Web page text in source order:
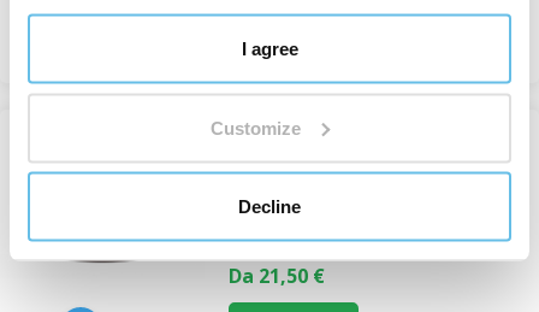
I agree
Customize
Decline
Vedere
Superdent Strong
Cavità orale e denti
In magazzino
Da 21,50 €